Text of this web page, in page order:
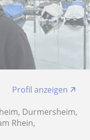
Profil anzeigen
Durmersheim,
Rhein,